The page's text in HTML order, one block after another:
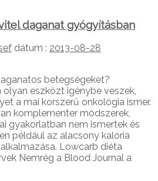
daganat gyógyításban
dátum : 2013-08-28
betegségeket?
olyan eszközt igénybe veszek,
a mai korszerű onkológia ismer.
komplementer módszerek,
gyakorlatban nem ismertek és
például az alacsony kalória
Lowcarb diéta
Nemrég a Blood Journal a